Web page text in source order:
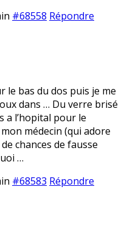
#68558 Répondre
le bas du dos puis je me
dans … Du verre brisé
a l’hopital pour le
médecin (qui adore
chances de fausse
…
#68583 Répondre